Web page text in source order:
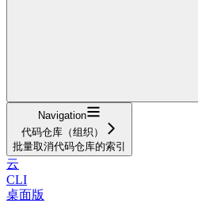
Navigation
代码仓库（组织）
批量取消代码仓库的索引
云
CLI
桌面版